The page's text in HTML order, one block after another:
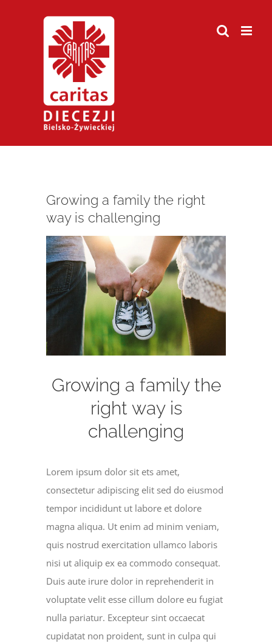
Growing a family the right
way is challenging
Pokaż
większy
obrazek
Growing a family the
right way is
challenging
Lorem ipsum dolor sit ets amet,
consectetur adipiscing elit sed do eiusmod
tempor incididunt ut labore et dolore
magna aliqua. Ut enim ad minim veniam,
quis nostrud exercitation ullamco laboris
nisi ut aliquip ex ea commodo consequat.
Duis aute irure dolor in reprehenderit in
voluptate velit esse cillum dolore eu fugiat
nulla pariatur. Excepteur sint occaecat
cupidatat non proident, sunt in culpa qui